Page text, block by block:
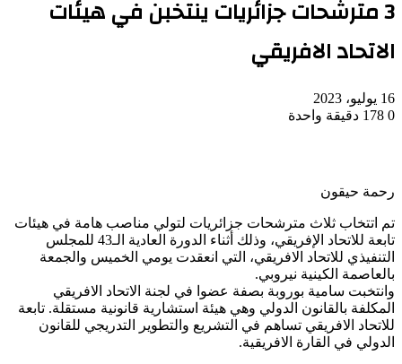
3 مترشحات جزائريات ينتخبن في هيئات
الاتحاد الافريقي
16 يوليو، 2023
0
دقيقة واحدة
رحمة حيقون
تم اتتخاب ثلاث مترشحات جزائريات لتولي مناصب هامة في هيئات
تابعة للاتحاد الإفريقي، وذلك أثناء الدورة العادية الـ43 للمجلس
التنفيذي للاتحاد الافريقي، التي انعقدت يومي الخميس والجمعة
بالعاصمة الكينية نيروبي.
وانتخبت سامية بوروبة بصفة عضوا في لجنة الاتحاد الافريقي
المكلفة بالقانون الدولي وهي هيئة استشارية قانونية مستقلة. تابعة
للاتحاد الافريقي تساهم في التشريع والتطوير التدريجي للقانون
الدولي في القارة الافريقية.